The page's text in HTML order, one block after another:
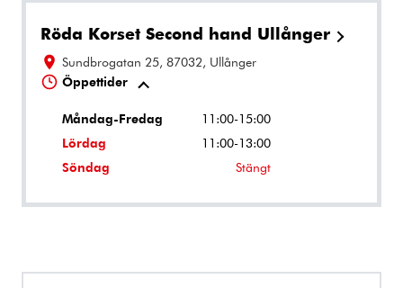
Röda Korset Second hand Ullånger
Sundbrogatan 25, 87032, Ullånger
Öppettider
Måndag-Fredag
11:00-15:00
Lördag
11:00-13:00
Söndag
Stängt